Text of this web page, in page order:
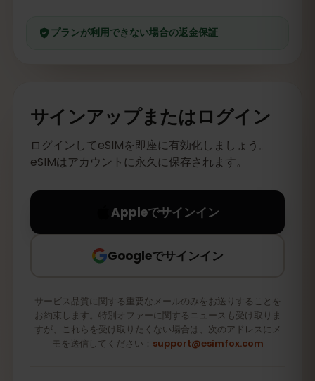
プランが利用できない場合の返金保証
サインアップまたはログイン
ログインしてeSIMを即座に有効化しましょう。
eSIMはアカウントに永久に保存されます。
Appleでサインイン
Googleでサインイン
サービス品質に関する重要なメールのみをお送りすることを
お約束します。特別オファーに関するニュースも受け取りま
すが、これらを受け取りたくない場合は、次のアドレスにメ
モを送信してください： support@esimfox.com